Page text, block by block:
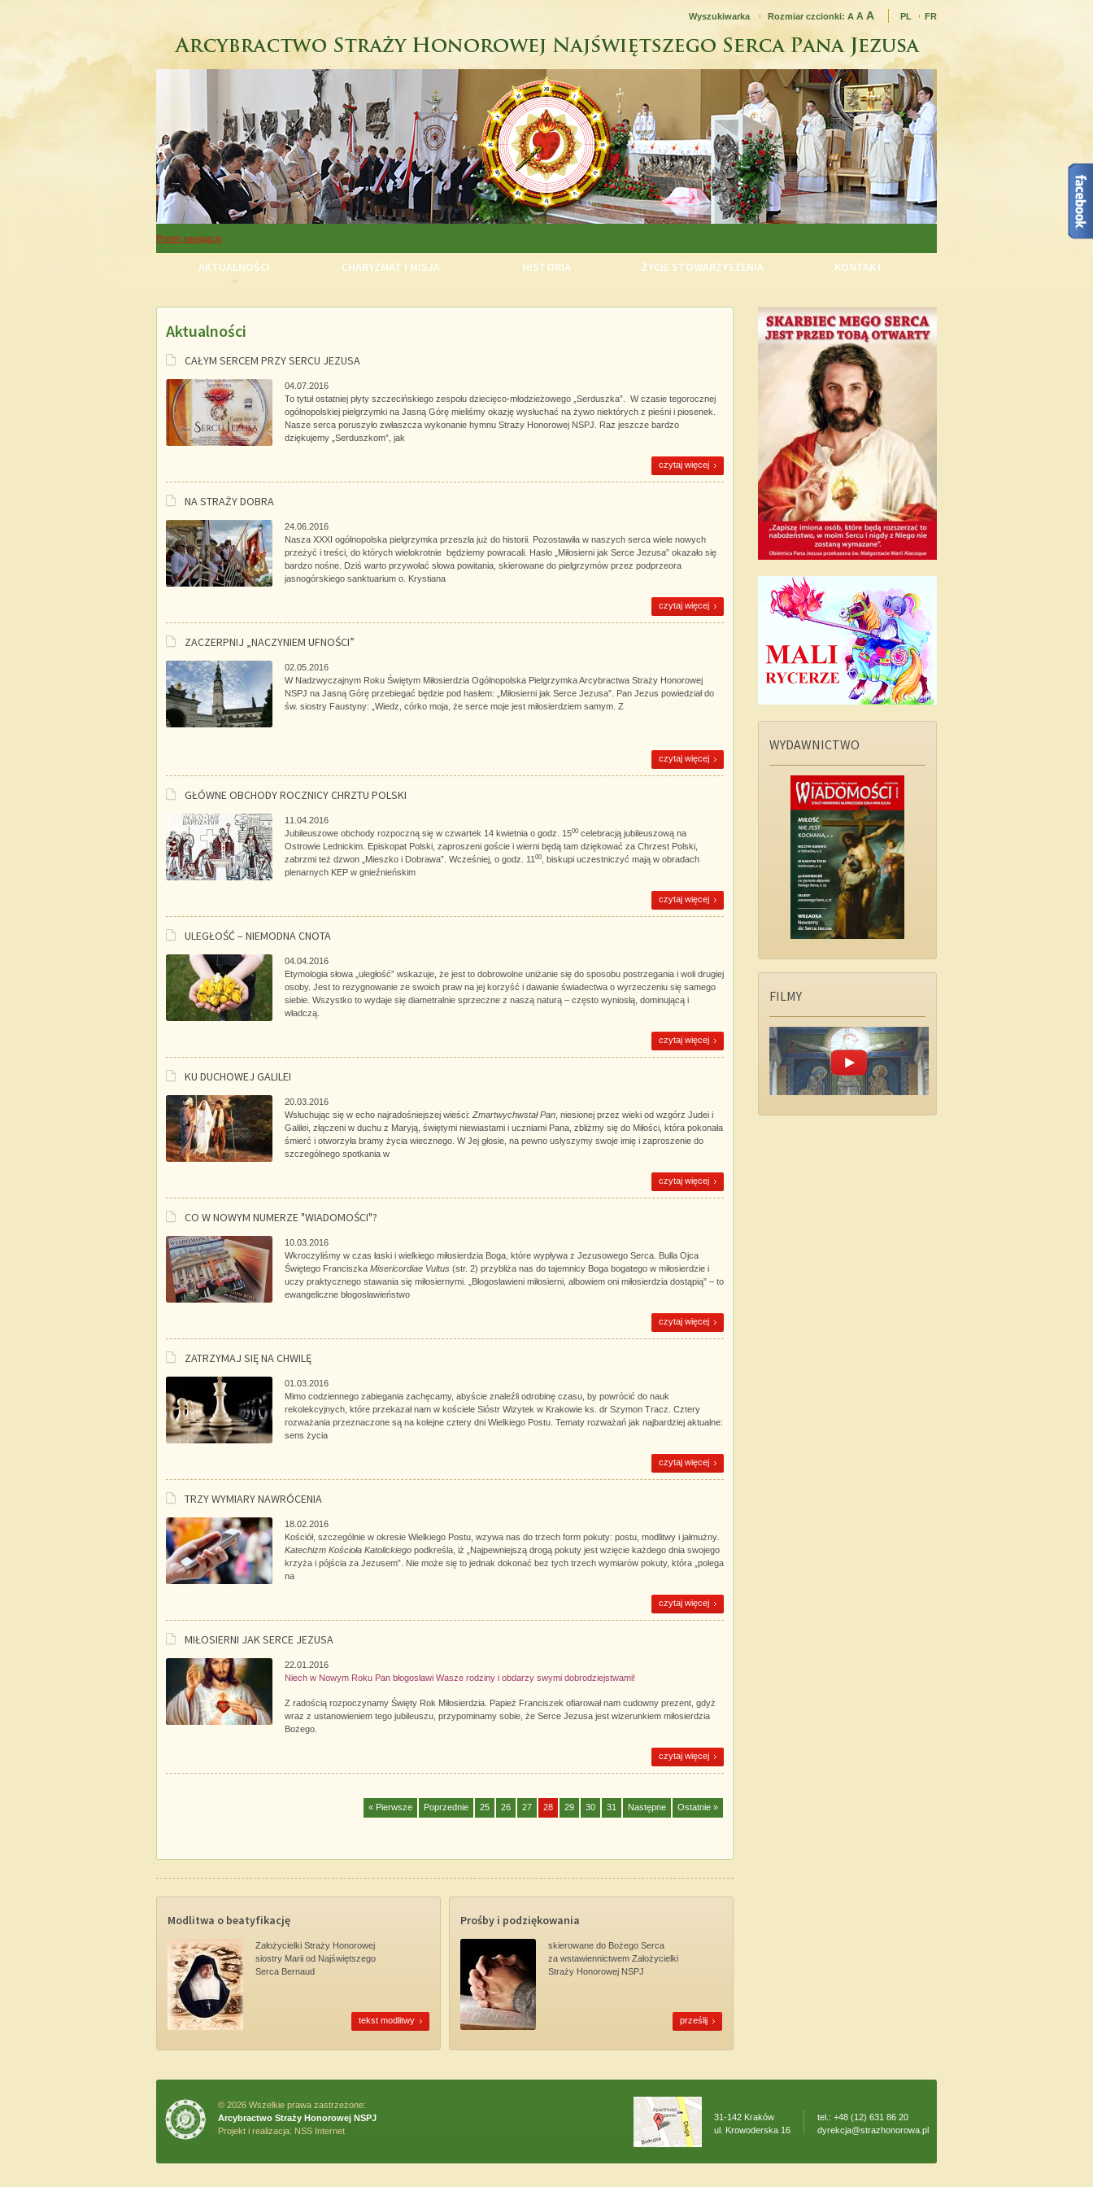
Wyszukiwarka Rozmiar czcionki: A A A PL FR
Pomiń nawigacje
AKTUALNOŚCI CHARYZMAT I MISJA HISTORIA ŻYCIE STOWARZYSZENIA KONTAKT
Pomiń nawigacje
Aktualności
CAŁYM SERCEM PRZY SERCU JEZUSA
04.07.2016
To tytuł ostatniej płyty szczecińskiego zespołu dziecięco-młodzieżowego „Serduszka”. W czasie tegorocznej
ogólnopolskiej pielgrzymki na Jasną Górę mieliśmy okazję wysłuchać na żywo niektórych z pieśni i piosenek.
Nasze serca poruszyło zwłaszcza wykonanie hymnu Straży Honorowej NSPJ. Raz jeszcze bardzo
dziękujemy „Serduszkom”, jak
czytaj więcej
NA STRAŻY DOBRA
24.06.2016
Nasza XXXI ogólnopolska pielgrzymka przeszła już do historii. Pozostawiła w naszych serca wiele nowych
przeżyć i treści, do których wielokrotnie będziemy powracali. Hasło „Miłosierni jak Serce Jezusa” okazało się
bardzo nośne. Dziś warto przywołać słowa powitania, skierowane do pielgrzymów przez podprzeora
jasnogórskiego sanktuarium o. Krystiana
czytaj więcej
ZACZERPNIJ „NACZYNIEM UFNOŚCI”
02.05.2016
W Nadzwyczajnym Roku Świętym Miłosierdzia Ogólnopolska Pielgrzymka Arcybractwa Straży Honorowej
NSPJ na Jasną Górę przebiegać będzie pod hasłem: „Miłosierni jak Serce Jezusa”. Pan Jezus powiedział do
św. siostry Faustyny: „Wiedz, córko moja, że serce moje jest miłosierdziem samym. Z
czytaj więcej
GŁÓWNE OBCHODY ROCZNICY CHRZTU POLSKI
11.04.2016
Jubileuszowe obchody rozpoczną się w czwartek 14 kwietnia o godz. 1500 celebracją jubileuszową na
Ostrowie Lednickim. Episkopat Polski, zaproszeni goście i wierni będą tam dziękować za Chrzest Polski,
zabrzmi też dzwon „Mieszko i Dobrawa”. Wcześniej, o godz. 11 00
, biskupi uczestniczyć mają w obradach
plenarnych KEP w gnieźnieńskim
czytaj więcej
ULEGŁOŚĆ – NIEMODNA CNOTA
04.04.2016
Etymologia słowa „uległość” wskazuje, że jest to dobrowolne uniżanie się do sposobu postrzegania i woli drugiej
osoby. Jest to rezygnowanie ze swoich praw na jej korzyść i dawanie świadectwa o wyrzeczeniu się samego
siebie. Wszystko to wydaje się diametralnie sprzeczne z naszą naturą – często wyniosłą, dominującą i
władczą.
czytaj więcej
KU DUCHOWEJ GALILEI
20.03.2016
Wsłuchując się w echo najradośniejszej wieści: Zmartwychwstał Pan , niesionej przez wieki od wzgórz Judei i
Galilei, złączeni w duchu z Maryją, świętymi niewiastami i uczniami Pana, zbliżmy się do Miłości, która pokonała
śmierć i otworzyła bramy życia wiecznego. W Jej głosie, na pewno usłyszymy swoje imię i zaproszenie do
szczególnego spotkania w
czytaj więcej
CO W NOWYM NUMERZE "WIADOMOŚCI"?
10.03.2016
Wkroczyliśmy w czas łaski i wielkiego miłosierdzia Boga, które wypływa z Jezusowego Serca. Bulla Ojca
Świętego Franciszka Misericordiae Vultus (str. 2) przybliża nas do tajemnicy Boga bogatego w miłosierdzie i
uczy praktycznego stawania się miłosiernymi. „Błogosławieni miłosierni, albowiem oni miłosierdzia dostąpią” – to
ewangeliczne błogosławieństwo
czytaj więcej
ZATRZYMAJ SIĘ NA CHWILĘ
01.03.2016
Mimo codziennego zabiegania zachęcamy, abyście znaleźli odrobinę czasu, by powrócić do nauk
rekolekcyjnych, które przekazał nam w kościele Sióstr Wizytek w Krakowie ks. dr Szymon Tracz. Cztery
rozważania przeznaczone są na kolejne cztery dni Wielkiego Postu. Tematy rozważań jak najbardziej aktualne:
sens życia
czytaj więcej
TRZY WYMIARY NAWRÓCENIA
18.02.2016
Kościół, szczególnie w okresie Wielkiego Postu, wzywa nas do trzech form pokuty: postu, modlitwy i jałmużny
Katechizm Kościoła Katolickiego podkreśla, iż „Najpewniejszą drogą pokuty jest wzięcie każdego dnia swojego
krzyża i pójścia za Jezusem”. Nie może się to jednak dokonać bez tych trzech wymiarów pokuty, która „polega
na
czytaj więcej
MIŁOSIERNI JAK SERCE JEZUSA
22.01.2016
Niech w Nowym Roku Pan błogosławi Wasze rodziny i obdarzy swymi dobrodziejstwami!
Z radością rozpoczynamy Święty Rok Miłosierdzia. Papież Franciszek ofiarował nam cudowny prezent, gdyż
wraz z ustanowieniem tego jubileuszu, przypominamy sobie, że Serce Jezusa jest wizerunkiem miłosierdzia
Bożego.
czytaj więcej
« Pierwsze Poprzednie 25 26 27 28 29 30 31 Następne Ostatnie »
Modlitwa o beatyfikację
Założycielki Straży Honorowej
siostry Marii od Najświętszego
Serca Bernaud
tekst modlitwy
Prośby i podziękowania
skierowane do Bożego Serca
za wstawiennictwem Założycielki
Straży Honorowej NSPJ
prześlij
WYDAWNICTWO
FILMY
© 2026 Wszelkie prawa zastrzeżone:
Arcybractwo Straży Honorowej NSPJ
Projekt i realizacja: NSS Internet
31-142 Kraków
ul. Krowoderska 16
tel.: +48 (12) 631 86 20
dyrekcja@strazhonorowa.pl